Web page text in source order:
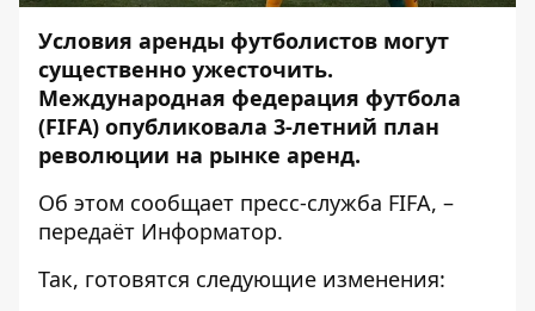
Условия аренды футболистов могут
существенно ужесточить.
Международная федерация футбола
(FIFA) опубликовала 3-летний план
революции на рынке аренд.
Об этом сообщает пресс-служба FIFA, –
передаёт Информатор.
Так, готовятся следующие изменения: